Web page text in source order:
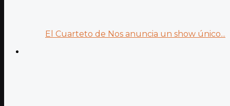
El Cuarteto de Nos anuncia un show único...